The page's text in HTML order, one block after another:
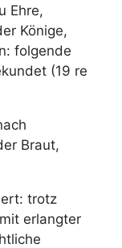
Ehre,
Könige,
folgende
(19 re
Braut,
trotz
erlangter